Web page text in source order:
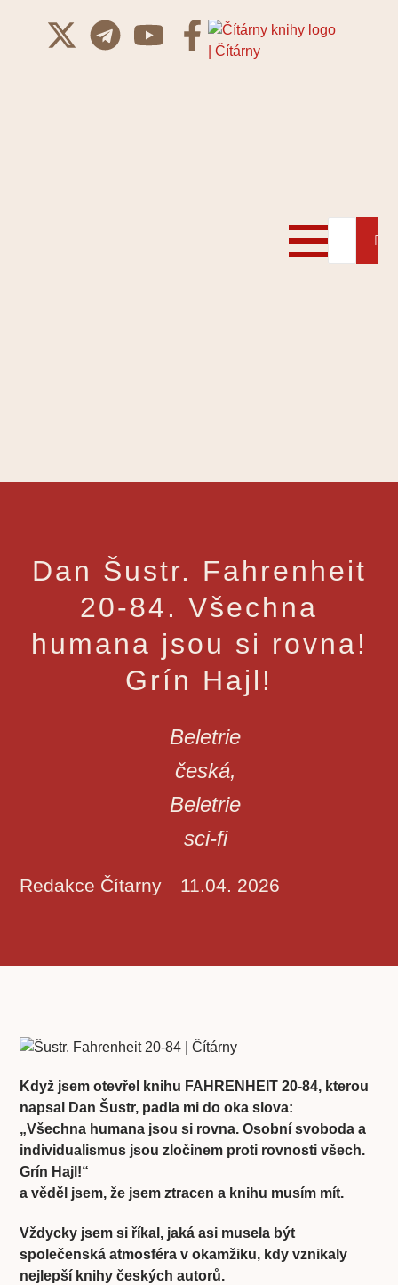
Dan Šustr. Fahrenheit
20-84. Všechna
humana jsou si rovna!
Grín Hajl!
Beletrie
česká,
Beletrie
sci-fi
Redakce Čítarny 11.04. 2026
Když jsem otevřel knihu FAHRENHEIT 20-84, kterou
napsal Dan Šustr, padla mi do oka slova:
„Všechna humana jsou si rovna. Osobní svoboda a
individualismus jsou zločinem proti rovnosti všech.
Grín Hajl!“
a věděl jsem, že jsem ztracen a knihu musím mít.
Vždycky jsem si říkal, jaká asi musela být
společenská atmosféra v okamžiku, kdy vznikaly
nejlepší knihy českých autorů.